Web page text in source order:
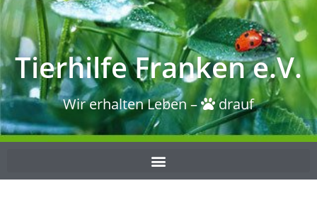
Tierhilfe Franken e.V.
Wir erhalten Leben – drauf